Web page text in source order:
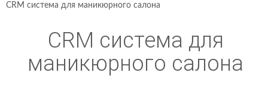
CRM система для маникюрного салона
CRM система для
маникюрного салона